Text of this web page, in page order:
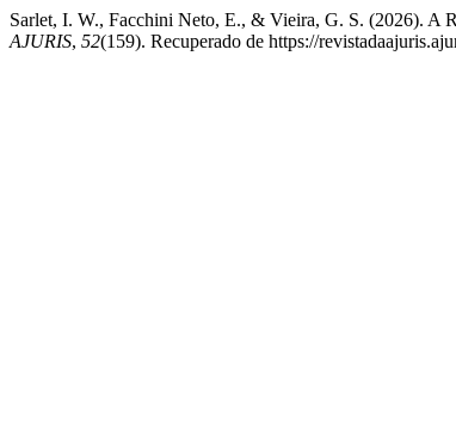
Sarlet, I. W., Facchini Neto, E., & Vieira, G. S. (2026).
AJURIS, 52(159). Recuperado de https://